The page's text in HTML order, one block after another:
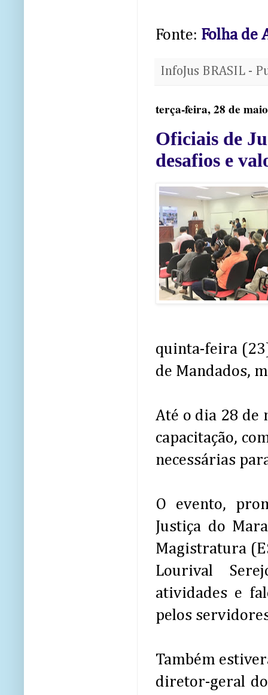
Fonte: Folha de
InfoJus BRASIL -
terça-feira, 28 de
Oficiais de
desafios e
quinta-feira
de Mandados,
Até o dia 28 de
capacitação,
necessárias
O evento,
Justiça do
Magistratura
Lourival
atividades e
pelos
Também
diretor-geral do